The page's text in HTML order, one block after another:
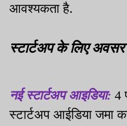
आवश्यकता है.
स्टार्टअप के लिए अवसर
नई स्टार्टअप आइडिया: 4
स्टार्टअप आईडिया जमा